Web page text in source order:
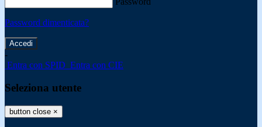
Password dimenticata?
-
Entra con SPID Entra con CIE
Seleziona utente
button close ×